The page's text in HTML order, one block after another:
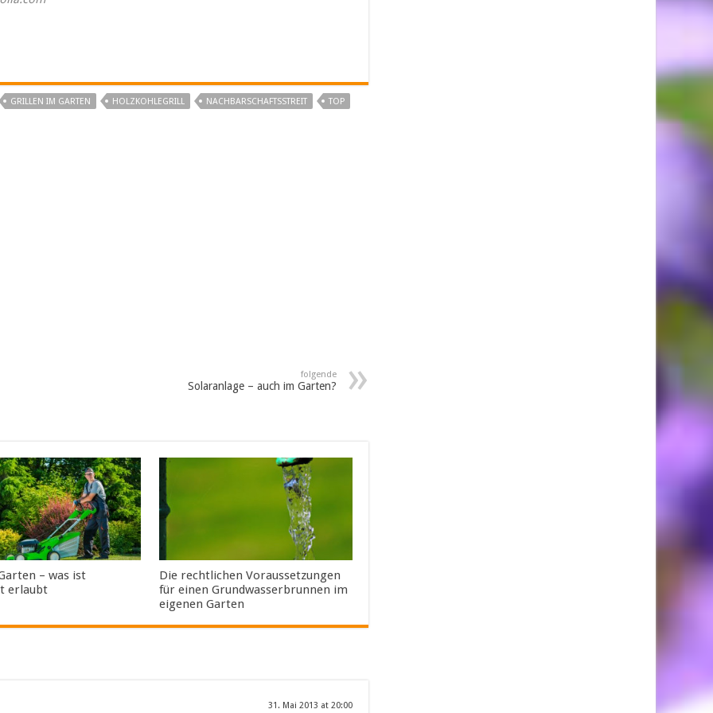
GRILLEN IM GARTEN HOLZKOHLEGRILL NACHBARSCHAFTSSTREIT TOP
folgende
Solaranlage – auch im Garten?
– was ist
erlaubt
Die rechtlichen Voraussetzungen
für einen Grundwasserbrunnen im
eigenen Garten
31. Mai 2013 at 20:00